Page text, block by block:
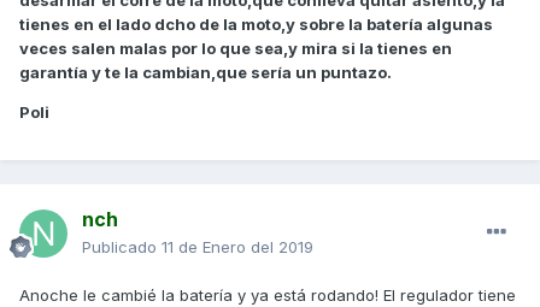
tienes en el lado dcho de la moto,y sobre la batería algunas
veces salen malas por lo que sea,y mira si la tienes en
garantía y te la cambian,que sería un puntazo.
Poli
nch
Publicado 11 de Enero del 2019
Anoche le cambié la batería y ya está rodando! El regulador tiene